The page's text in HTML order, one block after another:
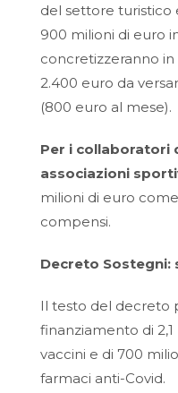
del settore turistico
900 milioni di euro
concretizzeranno
2.400 euro da
(800 euro al mese).
Per i collaboratori
associazioni
milioni di euro
compensi.
Decreto Sostegni:
Il testo del decreto
finanziamento di
vaccini e di 700
farmaci anti-Covid.